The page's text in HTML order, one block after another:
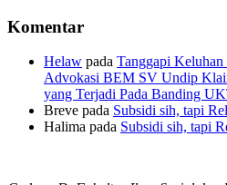
Komentar
Helaw pada Tanggapi
Advokasi BEM SV Undip
yang Terjadi Pada Banding
Breve pada Subsidi sih, tapi
Halima pada Subsidi sih, tapi